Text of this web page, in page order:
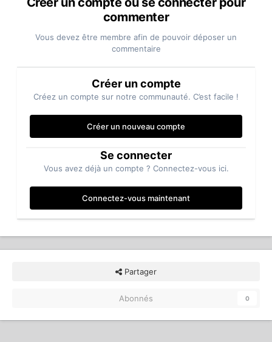
commenter
Vous devez être membre afin de pouvoir déposer un
commentaire
Créer un compte
Créez un compte sur notre communauté. C’est facile !
Créer un nouveau compte
Se connecter
Vous avez déjà un compte ? Connectez-vous ici.
Connectez-vous maintenant
Partager
Abonnés 0